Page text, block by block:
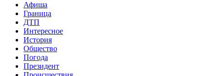
Афиша
Граница
ДТП
Интересное
История
Общество
Погода
Президент